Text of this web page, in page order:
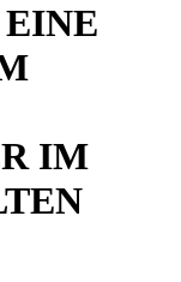
IM